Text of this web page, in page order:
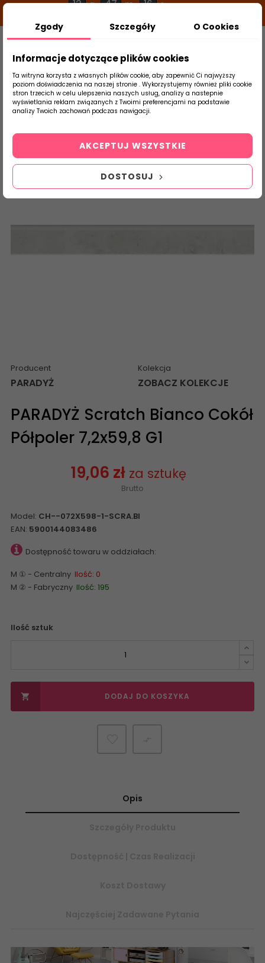
12 g 47 m 15 s
Szukaj
produktu
Strona Główna Płytki Łazienkowe
Producent
PARADYŻ
Kolekcja
ZOBACZ KOLEKCJE
PARADYŻ Scratch Bianco Cokół
Półpoler 7,2x59,8 G1
19,06 zł za sztukę
Brutto
Model: CH--072X598-1-SCRA.BI
EAN: 5900144083486
Dostępność towaru w oddziałach:
M ① - Centralny Ilość: 0
M ② - Fabryczny Ilość: 195
Ilość sztuk
 DODAJ DO KOSZYKA
Opis
Zgody Szczegóły O Cookies
Informacje dotyczące plików cookies
Ta witryna korzysta z własnych plików cookie, aby zapewnić Ci najwyższy
poziom doświadczenia na naszej stronie . Wykorzystujemy również pliki cookie
stron trzecich w celu ulepszenia naszych usług, analizy a nastepnie
wyświetlania reklam związanych z Twoimi preferencjami na podstawie
analizy Twoich zachowań podczas nawigacji.
DOSTOSUJ
AKCEPTUJ WSZYSTKIE